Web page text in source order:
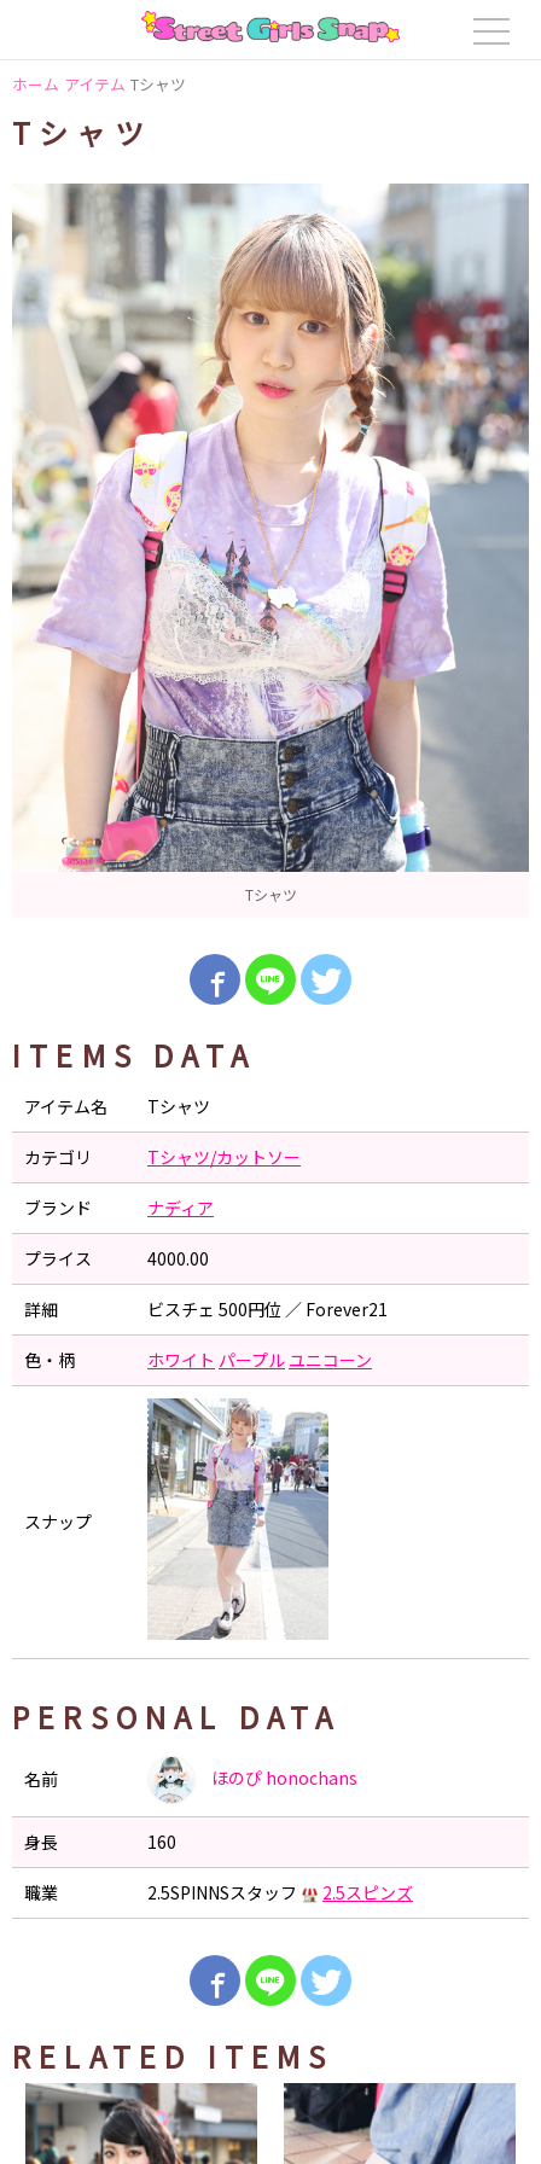
ホーム アイテム Tシャツ
Tシャツ
Tシャツ
ITEMS DATA
アイテム名 Tシャツ
カテゴリ Tシャツ/カットソー
ブランド ナディア
プライス 4000.00
詳細 ビスチェ 500円位 ／ Forever21
色・柄 ホワイト パープル ユニコーン
スナップ
PERSONAL DATA
名前 ほのぴ honochans
身長 160
職業 2.5SPINNSスタッフ 2.5スピンズ
RELATED ITEMS